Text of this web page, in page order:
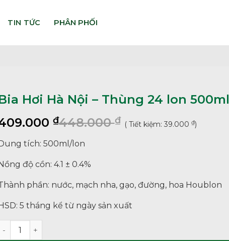
TIN TỨC
Hơi Hà Nội – Thùng 24 lon 500ml
₫448.000₫ ( Tiết kiệm: 39.000 ₫)
tích: 500ml/lon
độ cồn: 4.1 ± 0.4%
phần: nước, mạch nha, gạo, đường, hoa Houblon
5 tháng kể từ ngày sản xuất
Bia Hơi Hà Nội – Thùng 24 lon 500ml số lượng